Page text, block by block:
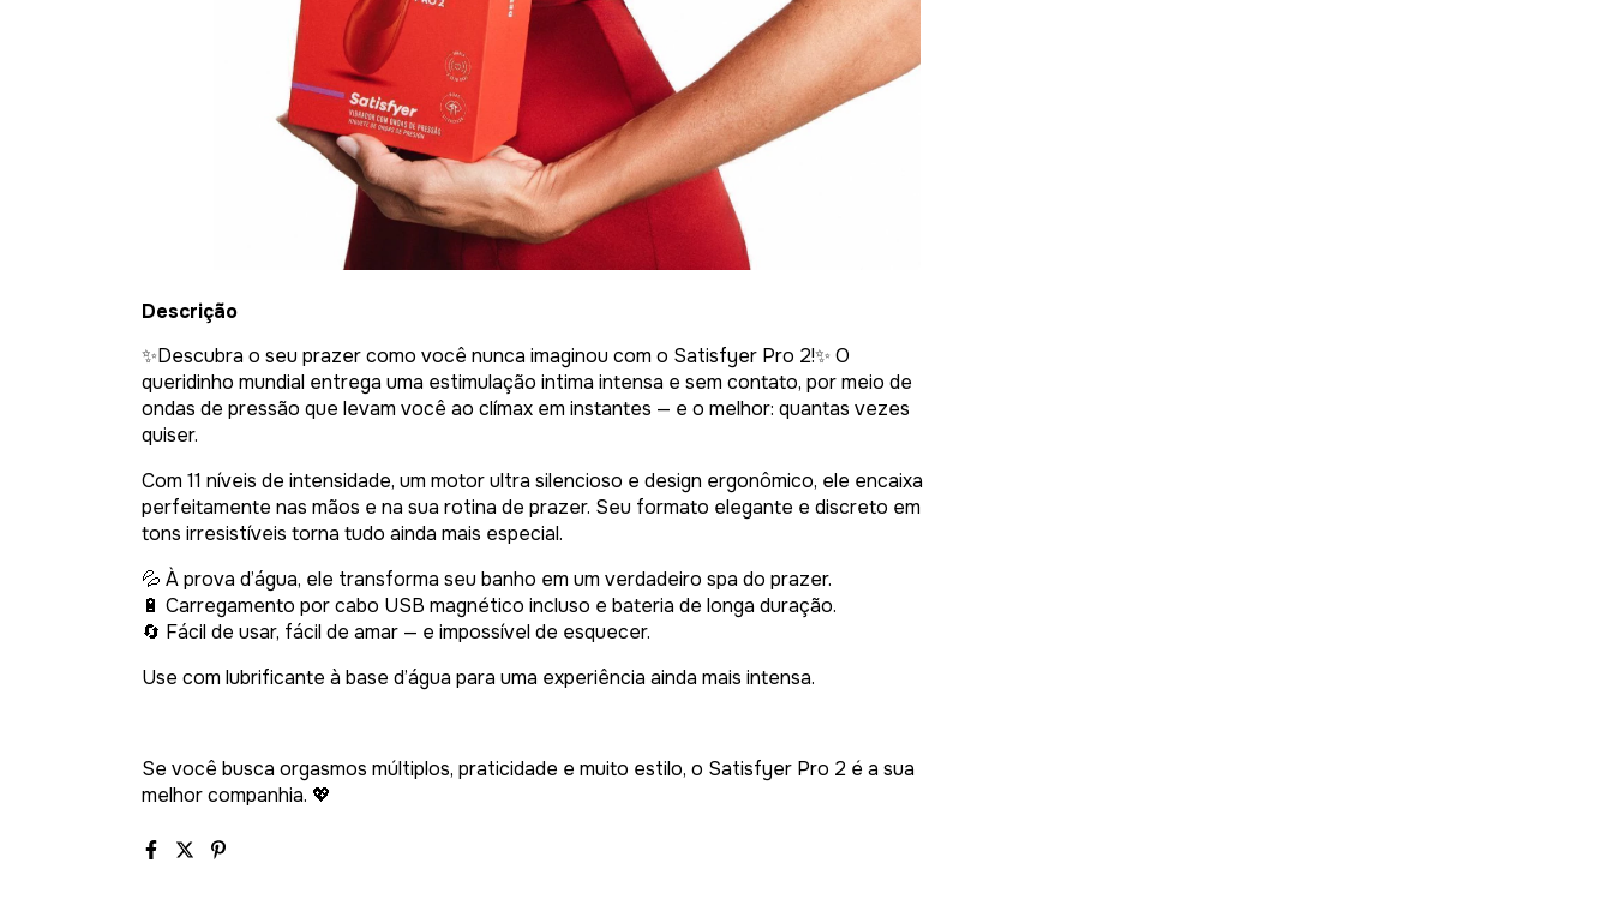
Descrição
✨Descubra o seu prazer como você nunca imaginou com o Satisfyer Pro 2!✨ O
queridinho mundial entrega uma estimulação intima intensa e sem contato, por meio de
ondas de pressão que levam você ao clímax em instantes — e o melhor: quantas vezes
quiser.
Com 11 níveis de intensidade, um motor ultra silencioso e design ergonômico, ele encaixa
perfeitamente nas mãos e na sua rotina de prazer. Seu formato elegante e discreto em
tons irresistíveis torna tudo ainda mais especial.
💦 À prova d’água, ele transforma seu banho em um verdadeiro spa do prazer.
🔋 Carregamento por cabo USB magnético incluso e bateria de longa duração.
🔄 Fácil de usar, fácil de amar — e impossível de esquecer.
Use com lubrificante à base d’água para uma experiência ainda mais intensa.
Se você busca orgasmos múltiplos, praticidade e muito estilo, o Satisfyer Pro 2 é a sua
melhor companhia. 💖